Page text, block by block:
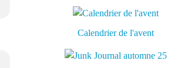
Calendrier de l'avent